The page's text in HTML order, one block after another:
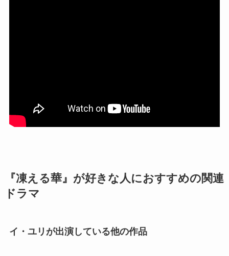
『凍える華』が好きな人におすすめの関連
ドラマ
イ・ユリが出演している他の作品